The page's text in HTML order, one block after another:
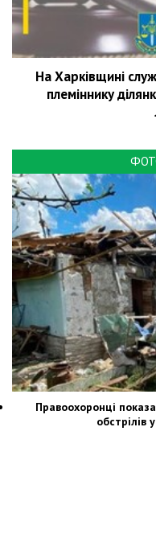
На Харківщині
племіннику
Правоохоронці
обстрілів